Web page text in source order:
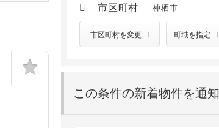
市区町村 神栖市
市区町村を変更 町域を指定
この条件の新着物件を通知